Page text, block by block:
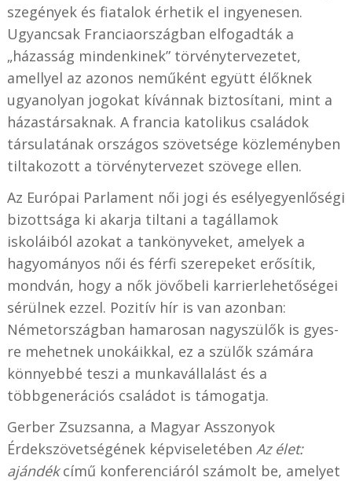
szegények és fiatalok érhetik el ingyenesen.
Ugyancsak Franciaországban elfogadták a
„házasság mindenkinek” törvénytervezetet,
amellyel az azonos neműként együtt élőknek
ugyanolyan jogokat kívánnak biztosítani, mint a
házastársaknak. A francia katolikus családok
társulatának országos szövetsége közleményben
tiltakozott a törvénytervezet szövege ellen.
Az Európai Parlament női jogi és esélyegyenlőségi
bizottsága ki akarja tiltani a tagállamok
iskoláiból azokat a tankönyveket, amelyek a
hagyományos női és férfi szerepeket erősítik,
mondván, hogy a nők jövőbeli karrierlehetőségei
sérülnek ezzel. Pozitív hír is van azonban:
Németországban hamarosan nagyszülők is gyes-
re mehetnek unokáikkal, ez a szülők számára
könnyebbé teszi a munkavállalást és a
többgenerációs családot is támogatja.
Gerber Zsuzsanna, a Magyar Asszonyok
Érdekszövetségének képviseletében Az élet:
ajándékcímű konferenciáról számolt be, amelyet